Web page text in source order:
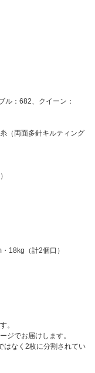
ル：682、クイーン：
（両面多針キルティング
18kg（計2個口）
。
ジでお届けします。
はなく2枚に分割されてい